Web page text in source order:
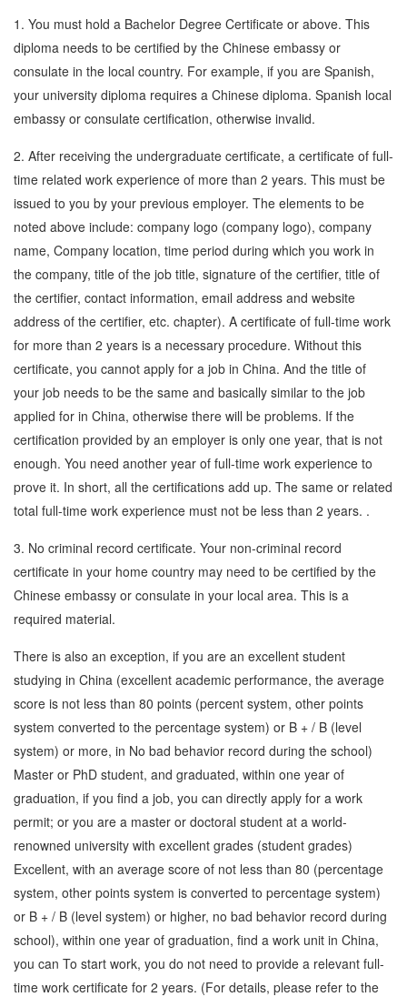
1. You must hold a Bachelor Degree Certificate or above. This
diploma needs to be certified by the Chinese embassy or
consulate in the local country. For example, if you are Spanish,
your university diploma requires a Chinese diploma. Spanish local
embassy or consulate certification, otherwise invalid.
2. After receiving the undergraduate certificate, a certificate of full-
time related work experience of more than 2 years. This must be
issued to you by your previous employer. The elements to be
noted above include: company logo (company logo), company
name, Company location, time period during which you work in
the company, title of the job title, signature of the certifier, title of
the certifier, contact information, email address and website
address of the certifier, etc. chapter). A certificate of full-time work
for more than 2 years is a necessary procedure. Without this
certificate, you cannot apply for a job in China. And the title of
your job needs to be the same and basically similar to the job
applied for in China, otherwise there will be problems. If the
certification provided by an employer is only one year, that is not
enough. You need another year of full-time work experience to
prove it. In short, all the certifications add up. The same or related
total full-time work experience must not be less than 2 years. .
3. No criminal record certificate. Your non-criminal record
certificate in your home country may need to be certified by the
Chinese embassy or consulate in your local area. This is a
required material.
There is also an exception, if you are an excellent student
studying in China (excellent academic performance, the average
score is not less than 80 points (percent system, other points
system converted to the percentage system) or B + / B (level
system) or more, in No bad behavior record during the school)
Master or PhD student, and graduated, within one year of
graduation, if you find a job, you can directly apply for a work
permit; or you are a master or doctoral student at a world-
renowned university with excellent grades (student grades)
Excellent, with an average score of not less than 80 (percentage
system, other points system is converted to percentage system)
or B + / B (level system) or higher, no bad behavior record during
school), within one year of graduation, find a work unit in China,
you can To start work, you do not need to provide a relevant full-
time work certificate for 2 years. (For details, please refer to the